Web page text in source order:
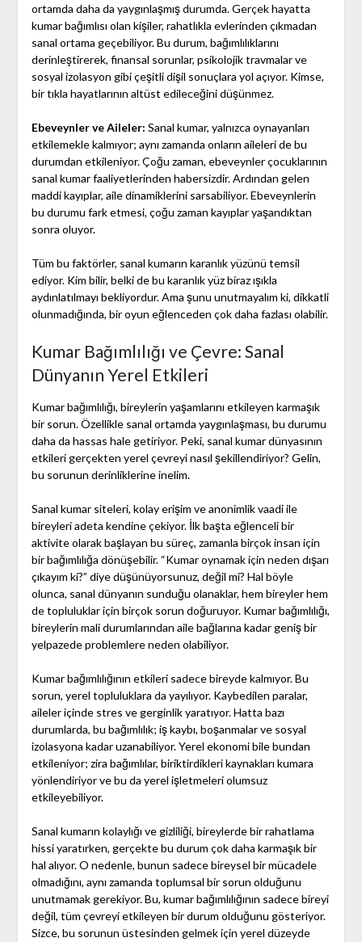
ortamda daha da yaygınlaşmış durumda. Gerçek hayatta
kumar bağımlısı olan kişiler, rahatlıkla evlerinden çıkmadan
sanal ortama geçebiliyor. Bu durum, bağımlılıklarını
derinleştirerek, finansal sorunlar, psikolojik travmalar ve
sosyal izolasyon gibi çeşitli dişil sonuçlara yol açıyor. Kimse,
bir tıkla hayatlarının altüst edileceğini düşünmez.
Ebeveynler ve Aileler: Sanal kumar, yalnızca oynayanları
etkilemekle kalmıyor; aynı zamanda onların aileleri de bu
durumdan etkileniyor. Çoğu zaman, ebeveynler çocuklarının
sanal kumar faaliyetlerinden habersizdir. Ardından gelen
maddi kayıplar, aile dinamiklerini sarsabiliyor. Ebeveynlerin
bu durumu fark etmesi, çoğu zaman kayıplar yaşandıktan
sonra oluyor.
Tüm bu faktörler, sanal kumarın karanlık yüzünü temsil
ediyor. Kim bilir, belki de bu karanlık yüz biraz ışıkla
aydınlatılmayı bekliyordur. Ama şunu unutmayalım ki, dikkatli
olunmadığında, bir oyun eğlenceden çok daha fazlası olabilir.
Kumar Bağımlılığı ve Çevre: Sanal
Dünyanın Yerel Etkileri
Kumar bağımlılığı, bireylerin yaşamlarını etkileyen karmaşık
bir sorun. Özellikle sanal ortamda yaygınlaşması, bu durumu
daha da hassas hale getiriyor. Peki, sanal kumar dünyasının
etkileri gerçekten yerel çevreyi nasıl şekillendiriyor? Gelin,
bu sorunun derinliklerine inelim.
Sanal kumar siteleri, kolay erişim ve anonimlik vaadi ile
bireyleri adeta kendine çekiyor. İlk başta eğlenceli bir
aktivite olarak başlayan bu süreç, zamanla birçok insan için
bir bağımlılığa dönüşebilir. “Kumar oynamak için neden dışarı
çıkayım ki?” diye düşünüyorsunuz, değil mi? Hal böyle
olunca, sanal dünyanın sunduğu olanaklar, hem bireyler hem
de topluluklar için birçok sorun doğuruyor. Kumar bağımlılığı,
bireylerin mali durumlarından aile bağlarına kadar geniş bir
yelpazede problemlere neden olabiliyor.
Kumar bağımlılığının etkileri sadece bireyde kalmıyor. Bu
sorun, yerel topluluklara da yayılıyor. Kaybedilen paralar,
aileler içinde stres ve gerginlik yaratıyor. Hatta bazı
durumlarda, bu bağımlılık; iş kaybı, boşanmalar ve sosyal
izolasyona kadar uzanabiliyor. Yerel ekonomi bile bundan
etkileniyor; zira bağımlılar, biriktirdikleri kaynakları kumara
yönlendiriyor ve bu da yerel işletmeleri olumsuz
etkileyebiliyor.
Sanal kumarın kolaylığı ve gizliliği, bireylerde bir rahatlama
hissi yaratırken, gerçekte bu durum çok daha karmaşık bir
hal alıyor. O nedenle, bunun sadece bireysel bir mücadele
olmadığını, aynı zamanda toplumsal bir sorun olduğunu
unutmamak gerekiyor. Bu, kumar bağımlılığının sadece bireyi
değil, tüm çevreyi etkileyen bir durum olduğunu gösteriyor.
Sizce, bu sorunun üstesinden gelmek için yerel düzeyde